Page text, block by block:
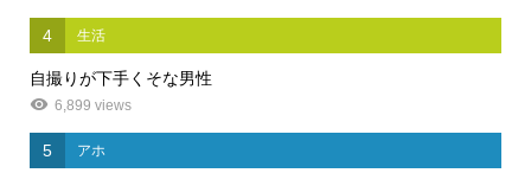
4 生活
自撮りが下手くそな男性
6,899 views
5 アホ